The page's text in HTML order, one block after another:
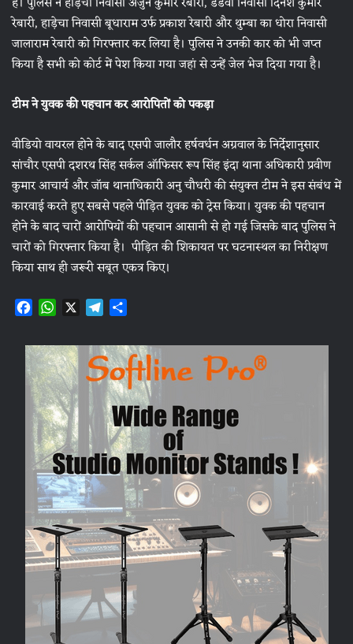
रेबारी, हाड़ेचा निवासी बूधाराम उर्फ प्रकाश रेबारी और थुम्बा का धोरा निवासी
जालाराम रेबारी को गिरफ्तार कर लिया है। पुलिस ने उनकी कार को भी जप्त
किया है सभी को कोर्ट में पेश किया गया जहां से उन्हें जेल भेज दिया गया है।
टीम ने युवक की पहचान कर आरोपितों को पकड़ा
वीडियो वायरल होने के बाद एसपी जालौर हर्षवर्धन अग्रवाल के निर्देशानुसार
सांचौर एसपी दशरथ सिंह सर्कल ऑफिसर रूप सिंह इंदा थाना अधिकारी प्रवीण
कुमार आचार्य और जॉब थानाधिकारी अनु चौधरी की संयुक्त टीम ने इस संबंध में
कारवाई करते हुए सबसे पहले पीड़ित युवक को ट्रेस किया। युवक की पहचान
होने के बाद चारों आरोपियों की पहचान आसानी से हो गई जिसके बाद पुलिस ने
चारों को गिरफ्तार किया है। पीड़ित की शिकायत पर घटनास्थल का निरीक्षण
किया साथ ही जरूरी सबूत एकत्र किए।
F
c
e
b
o
o
k
W
a
t
s
A
p
p
X T
l
e
g
r
a
m
a
r
e